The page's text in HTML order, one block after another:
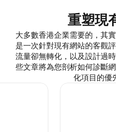
重塑現
大多數香港企業需要的，其
是一次針對現有網站的客觀
流量卻無轉化，以及設計過
些文章將為您剖析如何診斷
化項目的優